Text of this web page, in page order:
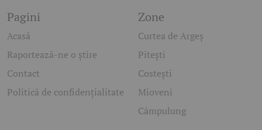
Pagini
Acasă
Raportează-ne o știre
Contact
Politică de confidențialitate
Zone
Curtea de Argeș
Pitești
Costești
Mioveni
Câmpulung